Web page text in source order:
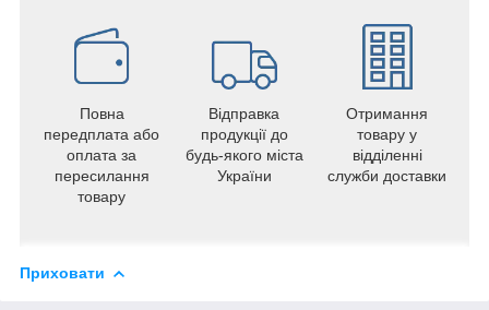
Повна
передплата або
оплата за
пересилання
товару
Відправка
продукції до
будь-якого міста
України
Отримання
товару у
відділенні
служби доставки
Приховати